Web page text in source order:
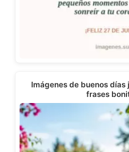
Imágenes de buenos
frases